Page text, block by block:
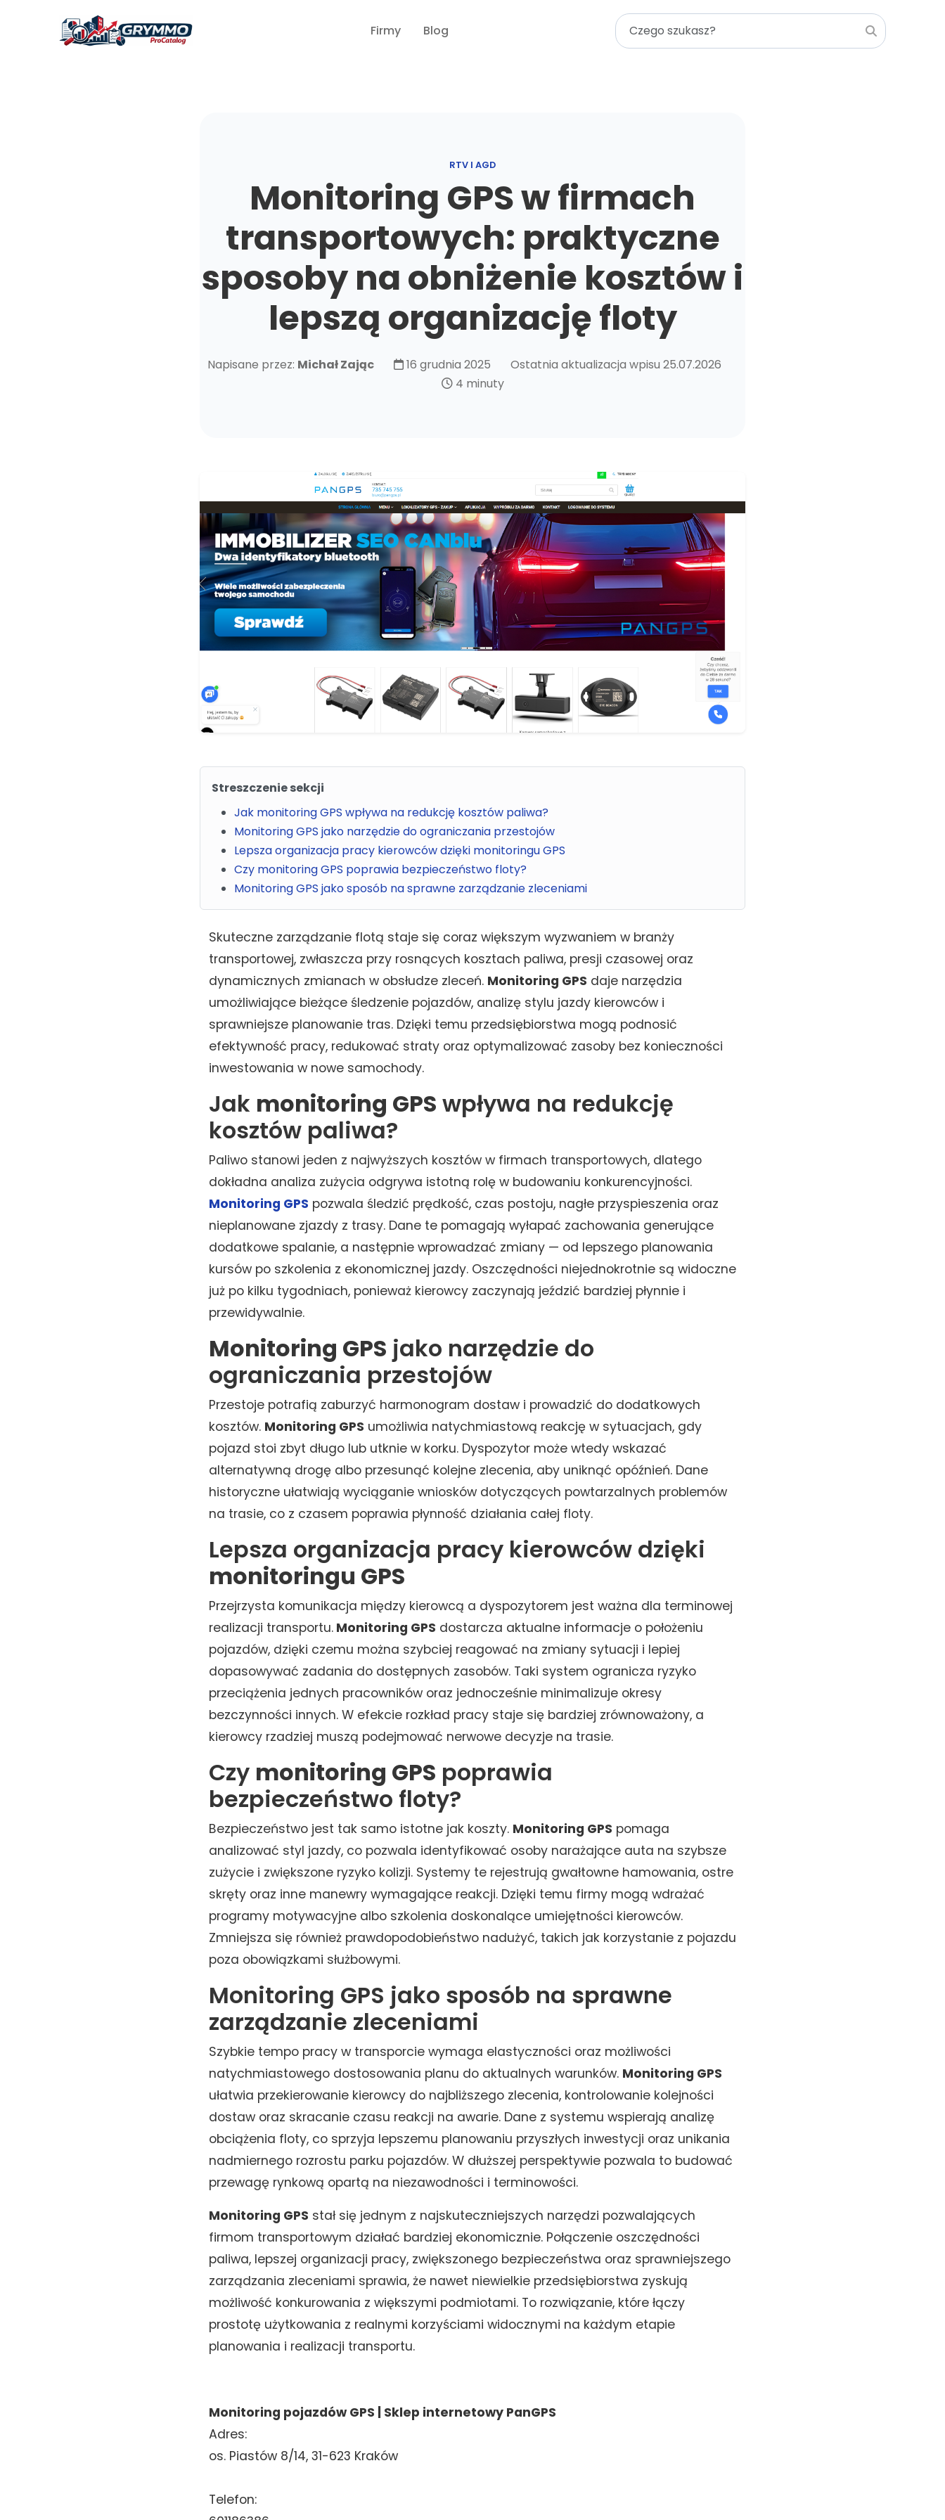
Firmy Blog
RTV I AGD
Monitoring GPS w firmach
transportowych: praktyczne
sposoby na obniżenie kosztów i
lepszą organizację floty
Napisane przez: Michał Zając 16 grudnia 2025
Ostatnia aktualizacja wpisu 25.07.2026
4 minuty
Streszczenie sekcji
Jak monitoring GPS wpływa na redukcję kosztów paliwa?
Monitoring GPS jako narzędzie do ograniczania przestojów
Lepsza organizacja pracy kierowców dzięki monitoringu GPS
Czy monitoring GPS poprawia bezpieczeństwo floty?
Monitoring GPS jako sposób na sprawne zarządzanie zleceniami
Skuteczne zarządzanie flotą staje się coraz większym wyzwaniem w branży
transportowej, zwłaszcza przy rosnących kosztach paliwa, presji czasowej oraz
dynamicznych zmianach w obsłudze zleceń. Monitoring GPS daje narzędzia
umożliwiające bieżące śledzenie pojazdów, analizę stylu jazdy kierowców i
sprawniejsze planowanie tras. Dzięki temu przedsiębiorstwa mogą podnosić
efektywność pracy, redukować straty oraz optymalizować zasoby bez konieczności
inwestowania w nowe samochody.
Jak monitoring GPS wpływa na redukcję
kosztów paliwa?
Paliwo stanowi jeden z najwyższych kosztów w firmach transportowych, dlatego
dokładna analiza zużycia odgrywa istotną rolę w budowaniu konkurencyjności.
Monitoring GPS pozwala śledzić prędkość, czas postoju, nagłe przyspieszenia oraz
nieplanowane zjazdy z trasy. Dane te pomagają wyłapać zachowania generujące
dodatkowe spalanie, a następnie wprowadzać zmiany — od lepszego planowania
kursów po szkolenia z ekonomicznej jazdy. Oszczędności niejednokrotnie są widoczne
już po kilku tygodniach, ponieważ kierowcy zaczynają jeździć bardziej płynnie i
przewidywalnie.
Monitoring GPS jako narzędzie do
ograniczania przestojów
Przestoje potrafią zaburzyć harmonogram dostaw i prowadzić do dodatkowych
kosztów. Monitoring GPS umożliwia natychmiastową reakcję w sytuacjach, gdy
pojazd stoi zbyt długo lub utknie w korku. Dyspozytor może wtedy wskazać
alternatywną drogę albo przesunąć kolejne zlecenia, aby uniknąć opóźnień. Dane
historyczne ułatwiają wyciąganie wniosków dotyczących powtarzalnych problemów
na trasie, co z czasem poprawia płynność działania całej floty.
Lepsza organizacja pracy kierowców dzięki
monitoringu GPS
Przejrzysta komunikacja między kierowcą a dyspozytorem jest ważna dla terminowej
realizacji transportu. Monitoring GPS dostarcza aktualne informacje o położeniu
pojazdów, dzięki czemu można szybciej reagować na zmiany sytuacji i lepiej
dopasowywać zadania do dostępnych zasobów. Taki system ogranicza ryzyko
przeciążenia jednych pracowników oraz jednocześnie minimalizuje okresy
bezczynności innych. W efekcie rozkład pracy staje się bardziej zrównoważony, a
kierowcy rzadziej muszą podejmować nerwowe decyzje na trasie.
Czy monitoring GPS poprawia
bezpieczeństwo floty?
Bezpieczeństwo jest tak samo istotne jak koszty. Monitoring GPS pomaga
analizować styl jazdy, co pozwala identyfikować osoby narażające auta na szybsze
zużycie i zwiększone ryzyko kolizji. Systemy te rejestrują gwałtowne hamowania, ostre
skręty oraz inne manewry wymagające reakcji. Dzięki temu firmy mogą wdrażać
programy motywacyjne albo szkolenia doskonalące umiejętności kierowców.
Zmniejsza się również prawdopodobieństwo nadużyć, takich jak korzystanie z pojazdu
poza obowiązkami służbowymi.
Monitoring GPS jako sposób na sprawne
zarządzanie zleceniami
Szybkie tempo pracy w transporcie wymaga elastyczności oraz możliwości
natychmiastowego dostosowania planu do aktualnych warunków. Monitoring GPS
ułatwia przekierowanie kierowcy do najbliższego zlecenia, kontrolowanie kolejności
dostaw oraz skracanie czasu reakcji na awarie. Dane z systemu wspierają analizę
obciążenia floty, co sprzyja lepszemu planowaniu przyszłych inwestycji oraz unikania
nadmiernego rozrostu parku pojazdów. W dłuższej perspektywie pozwala to budować
przewagę rynkową opartą na niezawodności i terminowości.
Monitoring GPS stał się jednym z najskuteczniejszych narzędzi pozwalających
firmom transportowym działać bardziej ekonomicznie. Połączenie oszczędności
paliwa, lepszej organizacji pracy, zwiększonego bezpieczeństwa oraz sprawniejszego
zarządzania zleceniami sprawia, że nawet niewielkie przedsiębiorstwa zyskują
możliwość konkurowania z większymi podmiotami. To rozwiązanie, które łączy
prostotę użytkowania z realnymi korzyściami widocznymi na każdym etapie
planowania i realizacji transportu.
Monitoring pojazdów GPS | Sklep internetowy PanGPS
Adres:
os. Piastów 8/14, 31-623 Kraków
Telefon: